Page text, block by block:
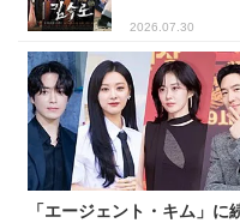
2026.07.30
「エージェント・キム」に